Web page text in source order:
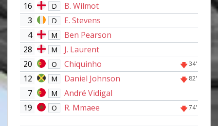
16 D
B. Wilmot
3
D
E. Stevens
4
M
Ben Pearson
28
M
J. Laurent
20
O Chiquinho 34'
12 M Daniel Johnson 82'
7 M
André Vidigal
19
O R. Mmaee 74'